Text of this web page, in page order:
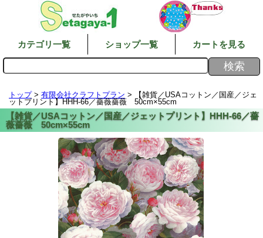
カテゴリ一覧 ショップ一覧 カートを見る
トップ> 有限会社クラフトプラン > 【雑貨／USAコットン／国産／ジェ
ットプリント】HHH-66／薔薇薔薇 50cm×55cm